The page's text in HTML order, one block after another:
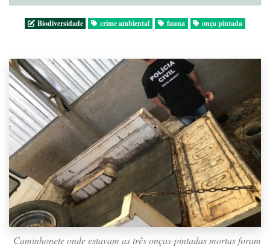
Biodiversidade crime ambiental fauna onça pintada
Caminhonete onde estavam as três onças-pintadas mortas foram